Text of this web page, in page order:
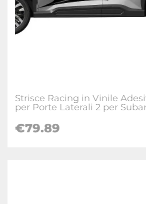
Strisce Racing in Vinile
per Porte Laterali 2 per
€79.89